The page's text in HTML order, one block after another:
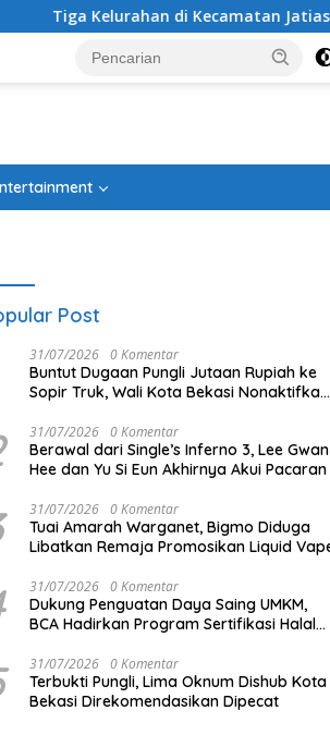
di Kecamatan Jatiasih Belum
Yang Baru
Post
31/07/2026 0 Komentar
Buntut Dugaan Pungli Jutaan Rupiah ke
Sopir Truk, Wali Kota Bekasi Nonaktifkan
31/07/2026 0 Komentar
Berawal dari Single’s Inferno 3, Lee Gwan
Hee dan Yu Si Eun Akhirnya Akui Pacaran
31/07/2026 0 Komentar
Tuai Amarah Warganet, Bigmo Diduga
Libatkan Remaja Promosikan Liquid
31/07/2026 0 Komentar
Dukung Penguatan Daya Saing UMKM,
BCA Hadirkan Program Sertifikasi Halal
31/07/2026 0 Komentar
Terbukti Pungli, Lima Oknum Dishub Kota
Bekasi Direkomendasikan Dipecat